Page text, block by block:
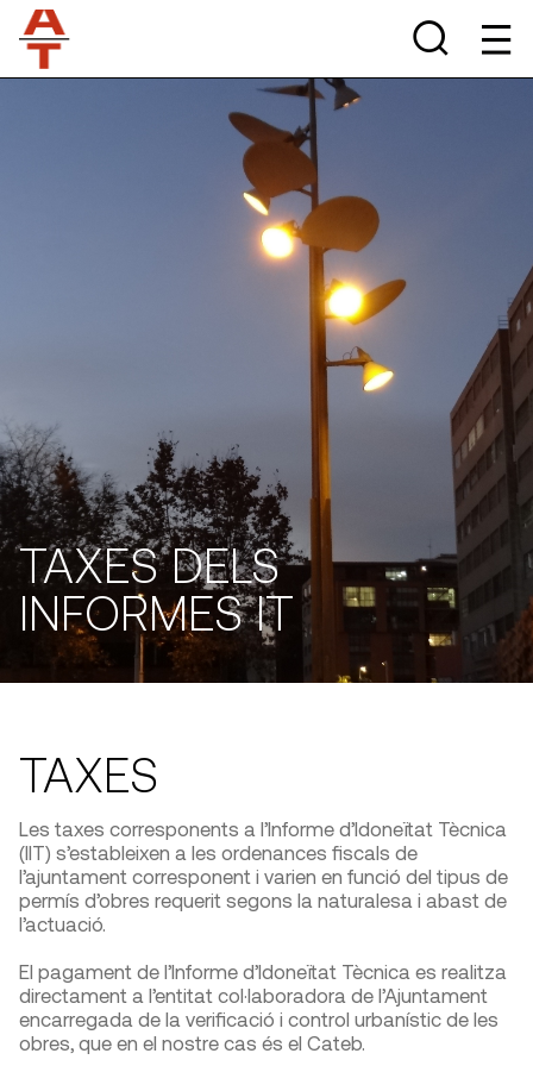
TAXES DELS
INFORMES IT
TAXES
Les taxes corresponents a l’Informe d’Idoneïtat Tècnica
(IIT) s’estableixen a les ordenances fiscals de
l’ajuntament corresponent i varien en funció del tipus de
permís d’obres requerit segons la naturalesa i abast de
l’actuació.
El pagament de l’Informe d’Idoneïtat Tècnica es realitza
directament a l’entitat col·laboradora de l’Ajuntament
encarregada de la verificació i control urbanístic de les
obres, que en el nostre cas és el Cateb.